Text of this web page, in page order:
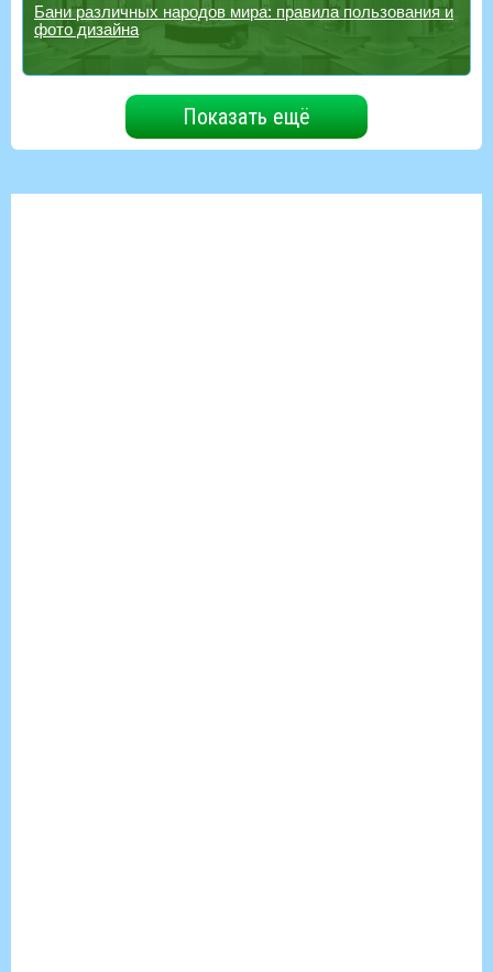
Бани различных народов мира: правила пользования и
фото дизайна
Показать ещё